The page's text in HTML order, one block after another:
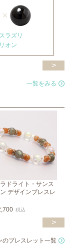
ラズリ
オン
>
一覧をみる
ドライト・サンス
ン デザインブレスレ
税込
>
のブレスレット一覧